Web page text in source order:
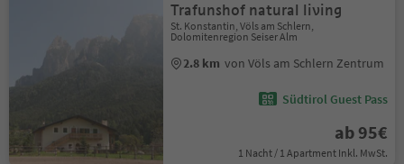
Trafunshof natural living
St. Konstantin, Völs am Schlern,
Dolomitenregion Seiser Alm
2.8 km von Völs am Schlern Zentrum
Südtirol Guest Pass
ab 95€
1 Nacht / 1 Apartment Inkl. MwSt.